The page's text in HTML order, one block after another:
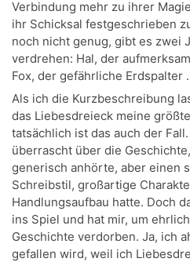
Verbindung mehr zu ihrer
ihr Schicksal festgeschrieben
noch nicht genug, gibt es zwei
verdrehen: Hal, der
Fox, der gefährliche Erdspalter
Als ich die Kurzbeschreibung
das Liebesdreieck meine
tatsächlich ist das auch der
überrascht über die
generisch anhörte, aber einen
Schreibstil, großartige
Handlungsaufbau hatte. Doch
ins Spiel und hat mir, um
Geschichte verdorben. Ja, ich
gefallen wird, weil ich